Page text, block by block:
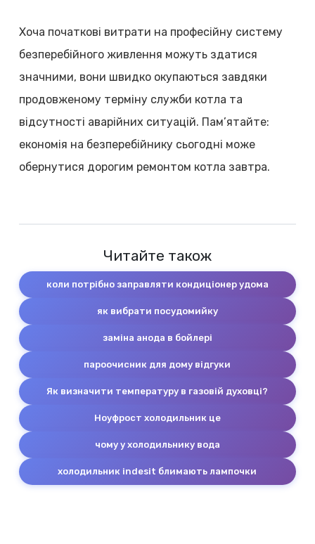
Хоча початкові витрати на професійну систему
безперебійного живлення можуть здатися
значними, вони швидко окупаються завдяки
продовженому терміну служби котла та
відсутності аварійних ситуацій. Пам’ятайте:
економія на безперебійнику сьогодні може
обернутися дорогим ремонтом котла завтра.
Читайте також
коли потрібно заправляти кондиціонер удома
як вибрати посудомийку
заміна анода в бойлері
пароочисник для дому відгуки
Як визначити температуру в газовій духовці?
Ноуфрост холодильник це
чому у холодильнику вода
холодильник indesit блимають лампочки